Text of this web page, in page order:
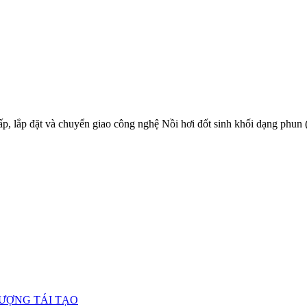
lắp đặt và chuyển giao công nghệ Nồi hơi đốt sinh khối dạng phun
TÁI TẠO